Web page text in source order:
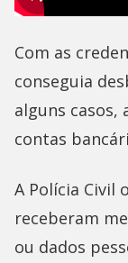
Com as
conseguia
alguns casos,
contas
A Polícia Civil
receberam
ou dados